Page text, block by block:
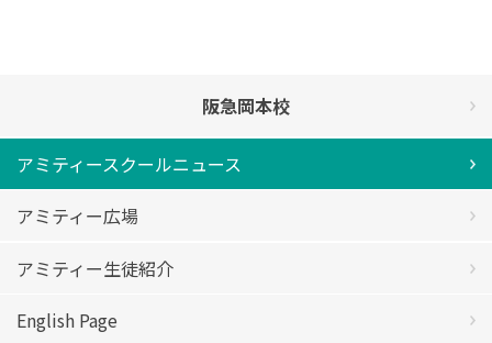
阪急岡本校
アミティースクールニュース
アミティー広場
アミティー生徒紹介
English Page